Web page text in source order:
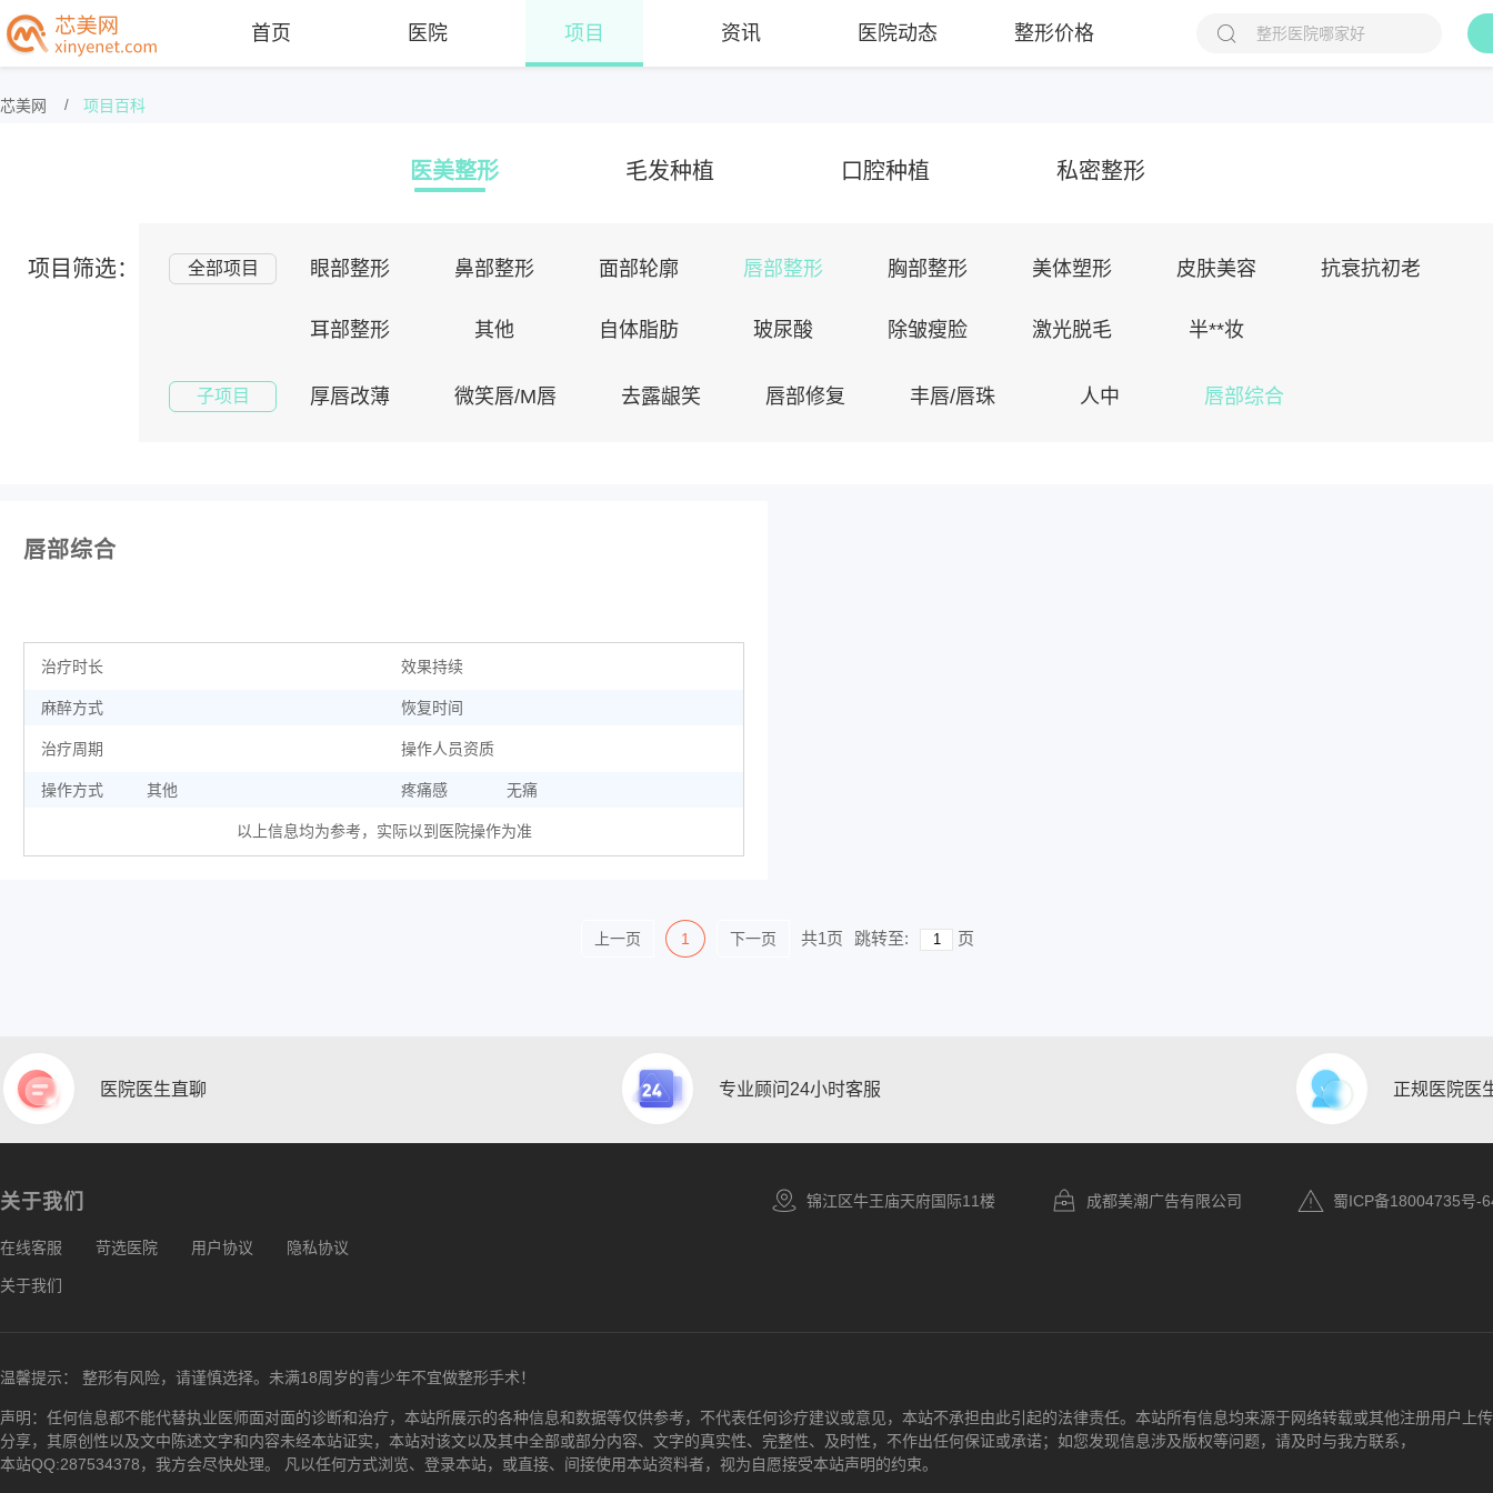
首页 医院 项目 资讯 医院动态 整形价格
芯美网 / 项目百科
医美整形 毛发种植 口腔种植 私密整形
项目筛选： 全部项目 眼部整形 鼻部整形 面部轮廓 唇部整形 胸部整形 美体塑形 皮肤美容 抗衰抗初老
耳部整形 其他 自体脂肪 玻尿酸 除皱瘦脸 激光脱毛 半**妆
子项目 厚唇改薄 微笑唇/M唇 去露龈笑 唇部修复 丰唇/唇珠 人中 唇部综合
唇部综合
治疗时长 效果持续
麻醉方式 恢复时间
治疗周期 操作人员资质
操作方式 其他 疼痛感 无痛
以上信息均为参考，实际以到医院操作为准
上一页 1 下一页 共1页 跳转至: 页
医院医生直聊 专业顾问24小时客服 正规医院医
关于我们
在线客服 苛选医院 用户协议 隐私协议
关于我们
锦江区牛王庙天府国际11楼 成都美潮广告有限公司 蜀ICP备18004735号-
温馨提示： 整形有风险，请谨慎选择。未满18周岁的青少年不宜做整形手术！
声明：任何信息都不能代替执业医师面对面的诊断和治疗，本站所展示的各种信息和数据等仅供参考，不代表任何诊疗建议或意见，本站不承担由此引起的法律责任。本站所有信息均来源于网络转载或其他注册用户上传
分享，其原创性以及文中陈述文字和内容未经本站证实，本站对该文以及其中全部或部分内容、文字的真实性、完整性、及时性，不作出任何保证或承诺；如您发现信息涉及版权等问题，请及时与我方联系，
本站QQ:287534378，我方会尽快处理。 凡以任何方式浏览、登录本站，或直接、间接使用本站资料者，视为自愿接受本站声明的约束。